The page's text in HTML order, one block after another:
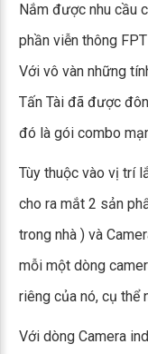
Nắm được nhu cầu
phần viễn thông
Với vô vàn những
Tấn Tài đã được
đó là gói combo
Tùy thuộc vào vị trí
cho ra mắt 2 sản
trong nhà ) và
mỗi một dòng
riêng của nó, cụ thể
Với dòng Camera